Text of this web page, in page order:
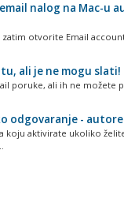
nalog na Mac-u
zatim otvorite Email
ali je ne mogu slati!
poruke, ali ih ne možete
odgovaranje -
koju aktivirate ukoliko